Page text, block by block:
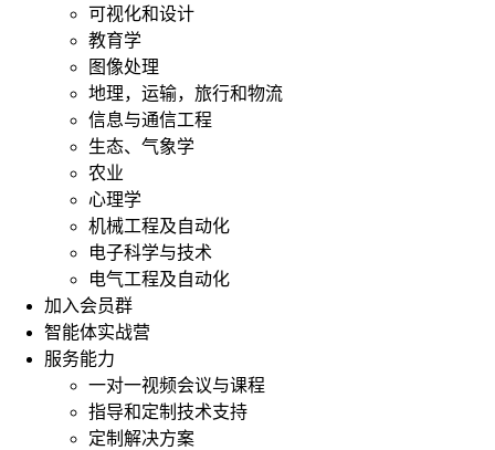
可视化和设计
教育学
图像处理
地理，运输，旅行和物流
信息与通信工程
生态、气象学
农业
心理学
机械工程及自动化
电子科学与技术
电气工程及自动化
加入会员群
智能体实战营
服务能力
一对一视频会议与课程
指导和定制技术支持
定制解决方案